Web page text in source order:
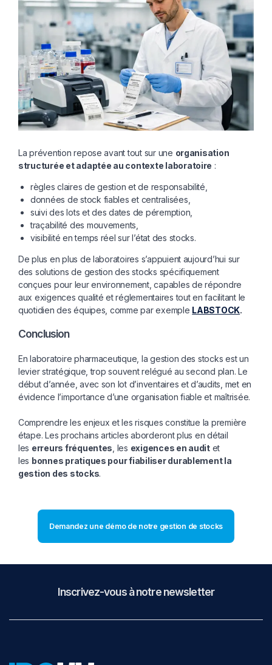
La prévention repose avant tout sur une organisation
structurée et adaptée au contexte laboratoire :
règles claires de gestion et de responsabilité,
données de stock fiables et centralisées,
suivi des lots et des dates de péremption,
traçabilité des mouvements,
visibilité en temps réel sur l’état des stocks.
De plus en plus de laboratoires s’appuient aujourd’hui sur
des solutions de gestion des stocks spécifiquement
conçues pour leur environnement, capables de répondre
aux exigences qualité et réglementaires tout en facilitant le
quotidien des équipes, comme par exemple LABSTOCK.
Conclusion
En laboratoire pharmaceutique, la gestion des stocks est un
levier stratégique, trop souvent relégué au second plan. Le
début d’année, avec son lot d’inventaires et d’audits, met en
évidence l’importance d’une organisation fiable et maîtrisée.
Comprendre les enjeux et les risques constitue la première
étape. Les prochains articles aborderont plus en détail
les erreurs fréquentes , les exigences en auditet
les bonnes pratiques pour fiabiliser durablement la
gestion des stocks.
Demandez une démo de notre gestion de stocks
Inscrivez-vous à notre newsletter